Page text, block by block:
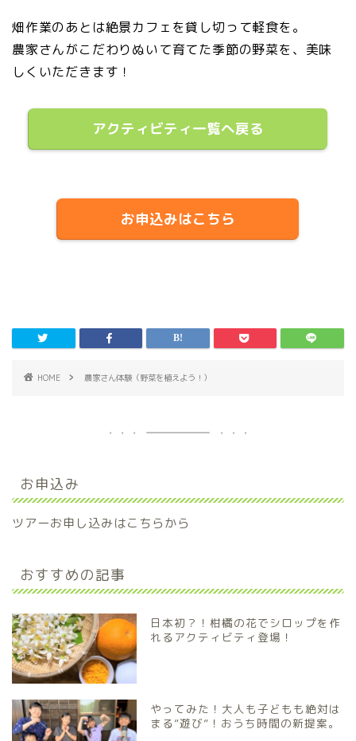
畑作業のあとは絶景カフェを貸し切って軽食を。
農家さんがこだわりぬいて育てた季節の野菜を、美味
しくいただきます！
アクティビティ一覧へ戻る
お申込みはこちら
HOME 農家さん体験（野菜を植えよう！）
お申込み
ツアーお申し込みはこちらから
おすすめの記事
日本初？！柑橘の花でシロップを作
れるアクティビティ登場！
やってみた！大人も子どもも絶対は
まる”遊び”！おうち時間の新提案。